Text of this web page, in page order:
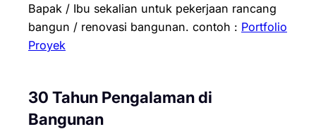
Bapak / Ibu sekalian untuk pekerjaan rancang
bangun / renovasi bangunan. contoh : Portfolio
Proyek
30 Tahun Pengalaman di
Bangunan